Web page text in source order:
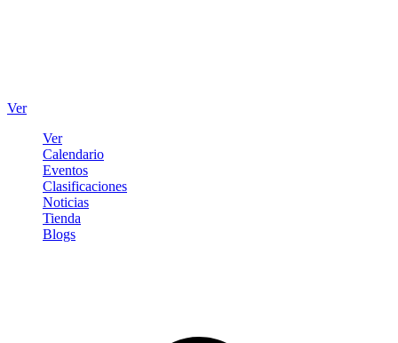
Ver
Ver
Calendario
Eventos
Clasificaciones
Noticias
Tienda
Blogs